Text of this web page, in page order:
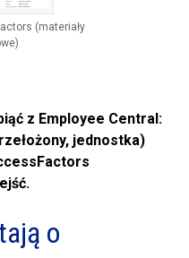
(materiały
z Employee Central:
jednostka)
o